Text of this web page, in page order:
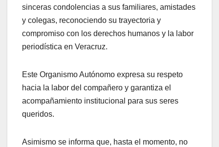
sinceras condolencias a sus familiares, amistades
y colegas, reconociendo su trayectoria y
compromiso con los derechos humanos y la labor
periodística en Veracruz.
Este Organismo Autónomo expresa su respeto
hacia la labor del compañero y garantiza el
acompañamiento institucional para sus seres
queridos.
Asimismo se informa que, hasta el momento, no